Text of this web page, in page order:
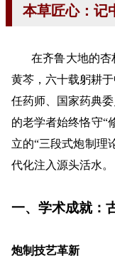
本草匠心：记
在齐鲁大地的杏
黄芩，六十载躬耕
任药师、国家药典
的老学者始终恪守“
立的“三段式炮制理
代化注入源头活水。
一、学术成就：
‌炮制技艺革新